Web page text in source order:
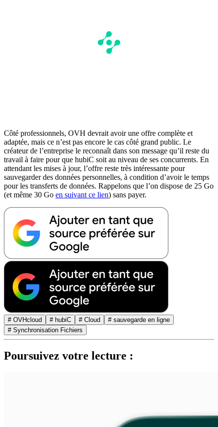
Côté professionnels, OVH devrait avoir une offre complète et
adaptée, mais ce n’est pas encore le cas côté grand public. Le
créateur de l’entreprise le reconnaît dans son message qu’il reste du
travail à faire pour que hubiC soit au niveau de ses concurrents. En
attendant les mises à jour, l’offre reste très intéressante pour
sauvegarder des données personnelles, à condition d’avoir le temps
pour les transferts de données. Rappelons que l’on dispose de 25 Go
(et même 30 Go en suivant ce lien) sans payer.
# OVHcloud # hubiC # Cloud
# sauvegarde en ligne
# Synchronisation Fichiers
Poursuivez votre lecture :